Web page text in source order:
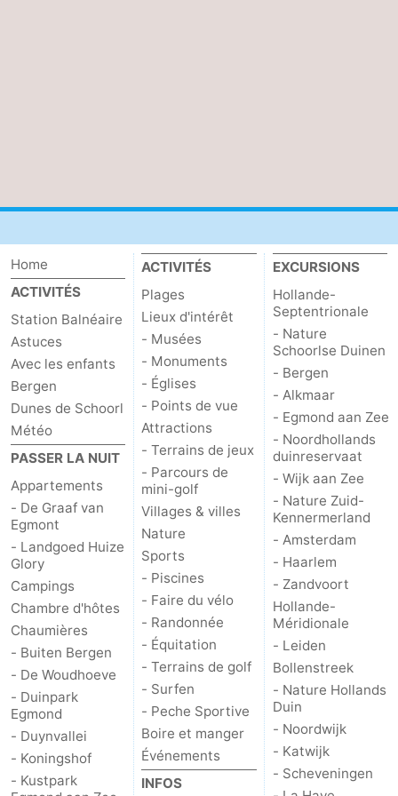
-
Nature
Hollands
Duin
-
Noordwijk
-
Katwijk
-
Scheveningen
-
Haye
Rotterdam
-
Rockanje
Météo
Contact
Home
ACTIVITÉS
Station Balnéaire
Astuces
Avec les enfants
Bergen
Dunes de Schoorl
Météo
PASSER LA NUIT
Appartements
- De Graaf van
Egmont
- Landgoed Huize
Glory
Campings
Chambre d'hôtes
Chaumières
- Buiten Bergen
- De Woudhoeve
- Duinpark
Egmond
- Duynvallei
- Koningshof
- Kustpark
ACTIVITÉS
Plages
Lieux d'intérêt
- Musées
- Monuments
- Églises
- Points de vue
Attractions
- Terrains de jeux
- Parcours de
mini-golf
Villages & villes
Nature
Sports
- Piscines
- Faire du vélo
- Randonnée
- Équitation
- Terrains de golf
- Surfen
- Peche Sportive
Boire et manger
Événements
INFOS
EXCURSIONS
Hollande-
Septentrionale
- Nature
Schoorlse Duinen
- Bergen
- Alkmaar
- Egmond aan Zee
- Noordhollands
duinreservaat
- Wijk aan Zee
- Nature Zuid-
Kennermerland
- Amsterdam
- Haarlem
- Zandvoort
Hollande-
Méridionale
- Leiden
Bollenstreek
- Nature Hollands
Duin
- Noordwijk
- Katwijk
- Scheveningen